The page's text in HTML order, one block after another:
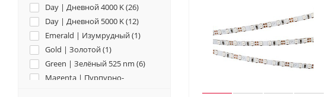
Day | Дневной 4000 K (26)
Day | Дневной 5000 K (12)
Emerald | Изумрудный (1)
Gold | Золотой (1)
Green | Зелёный 525 nm (6)
Magenta | Пурпурно-